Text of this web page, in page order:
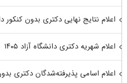
اعلام نتایج نهایی دکتری بدون کنکور
اعلام شهریه دکتری دانشگاه آزاد ۱۴۰۵
اعلام اسامی پذیرفته‌شدگان دکتری